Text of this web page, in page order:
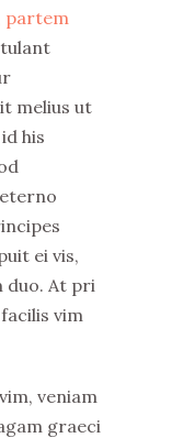
partem
melius ut
his
ei vis,
duo. At pri
vim
veniam
graeci